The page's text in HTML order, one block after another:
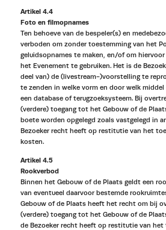
Artikel 4.4
Foto en filmopnames
Ten behoeve van de bespeler(s) en
verboden om zonder toestemming van het
geluidsopnames te maken, en/of om
het Evenement te gebruiken. Het is de
deel van) de (livestream-)voorstelling te
te zenden in welke vorm en door welk
een database of terugzoeksysteem. Bij
(verdere) toegang tot het Gebouw of de
boete worden opgelegd zoals vastgelegd in
Bezoeker recht heeft op restitutie van het
kosten.
Artikel 4.5
Rookverbod
Binnen het Gebouw of de Plaats geldt een
van eventueel daarvoor bestemde
Gebouw of de Plaats heeft het recht om bij
(verdere) toegang tot het Gebouw of de
de Bezoeker recht heeft op restitutie van